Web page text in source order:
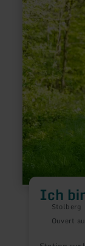
Ich
Stolberg
Ouvert
savoir
plus
sur
:
Ich
bin
der
Galmeizwerg